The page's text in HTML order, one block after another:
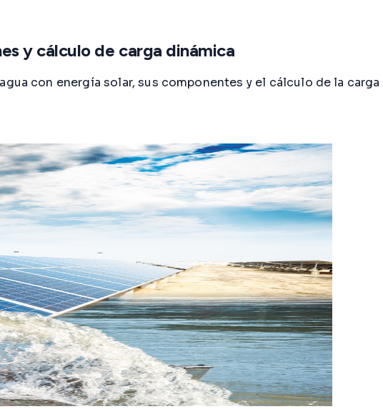
y cálculo de carga dinámica
con energía solar, sus componentes y el cálculo de la